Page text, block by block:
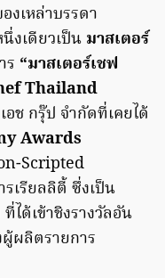
งเหล่าบรรดา
งเดียวเป็น มาสเตอร์
ร “มาสเตอร์เชฟ
Thailand
อช กรุ๊ป จำกัดที่เคยได้
Awards
Scripted
เรียลลิตี้ ซึ่งเป็น
ได้เข้าชิงรางวัลอัน
ผลิตรายการ